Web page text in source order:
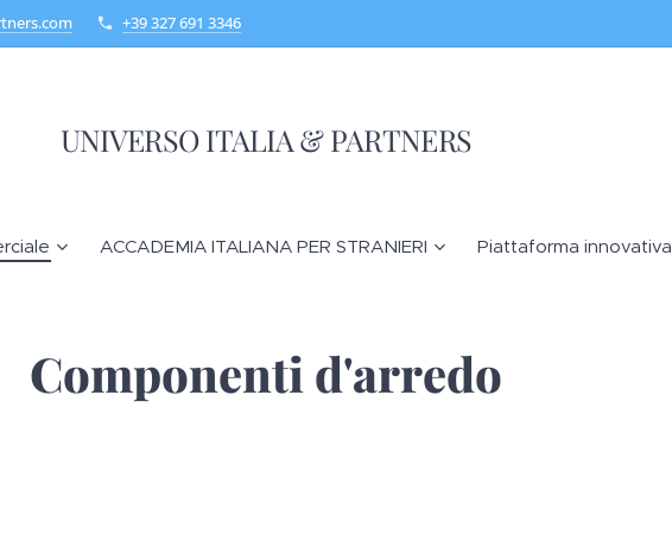
+39 327 691 3346
UNIVERSO ITALIA & PARTNERS
ACCADEMIA ITALIANA PER STRANIERI Piattaforma innovativa
Componenti d'arredo